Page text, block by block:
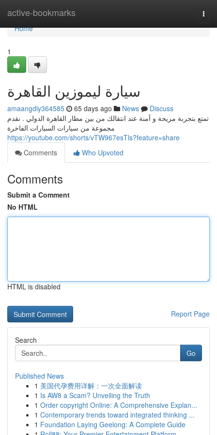
active-bookmarks
Home
Home
1
سيارة ليموزين القاهرة
amaangdiy364585 65 days ago News
Discuss
تمتع بتجربة مريحة و آمنة عند انتقالك من بين مطار القاهرة الدولي . نقدم
مجموعة من سيارات السيارات الفاخرة
https://youtube.com/shorts/vTW967esTls?feature=share
Comments
Who Upvoted
Comments
Submit a Comment
No HTML
HTML is disabled
Report Page
Search
Go
Published News
1 美国代孕费用详解：一次全面解读
1 Is AW8 a Scam? Unveiling the Truth
1 Order copyright Online: A Comprehensive Explan...
1 Contemporary trends toward integrated thinking ...
1 Foundation Laying Geelong: A Complete Guide